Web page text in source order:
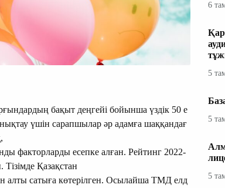
бақыт деңгейі бойынша үздік 50 е
үшін сарапшылар әр адамға шаққандағ
факторларды есепке алған. Рейтинг 2022-
Қазақстан
алты сатыға көтерілген. Осылайша ТМД елд
6
5
5
5